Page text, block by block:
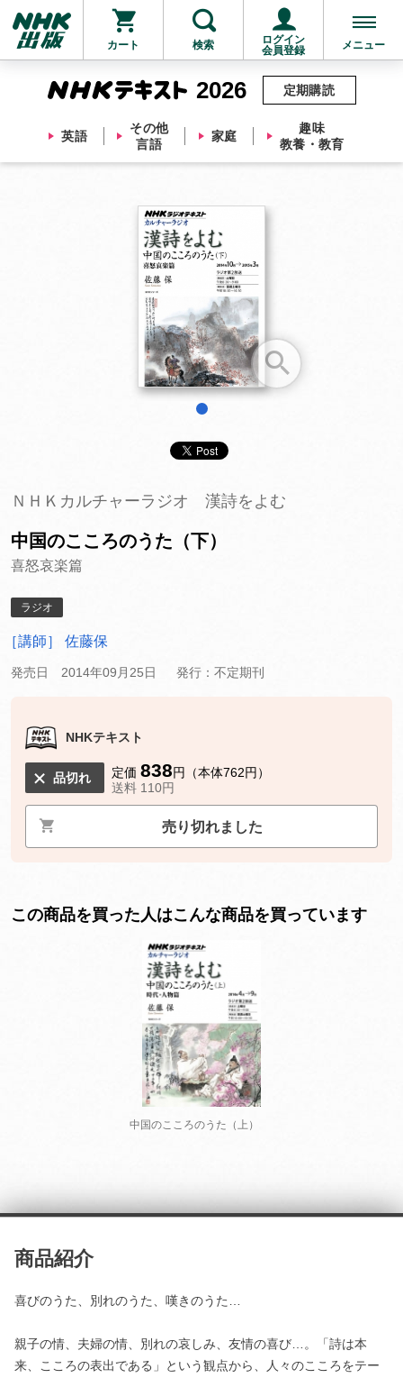
カート 検索
ログイン
会員登録
メニュー
2026
英語
その他
言語
家庭
趣味
教養・教育
定期購読
他にも商品を買う
ＮＨＫカルチャーラジオ 漢詩をよむ
中国のこころのうた（下）
喜怒哀楽篇
ラジオ
［講師］ 佐藤保
発売日 2014年09月25日 発行：不定期刊
NHKテキスト
品切れ 定価 838円（本体762円）
送料 110円
売り切れました
この商品を買った人はこんな商品を買っています
中国のこころのうた（上）
商品紹介
喜びのうた、別れのうた、嘆きのうた…
親子の情、夫婦の情、別れの哀しみ、友情の喜び…。「詩は本
来、こころの表出である」という観点から、人々のこころをテー